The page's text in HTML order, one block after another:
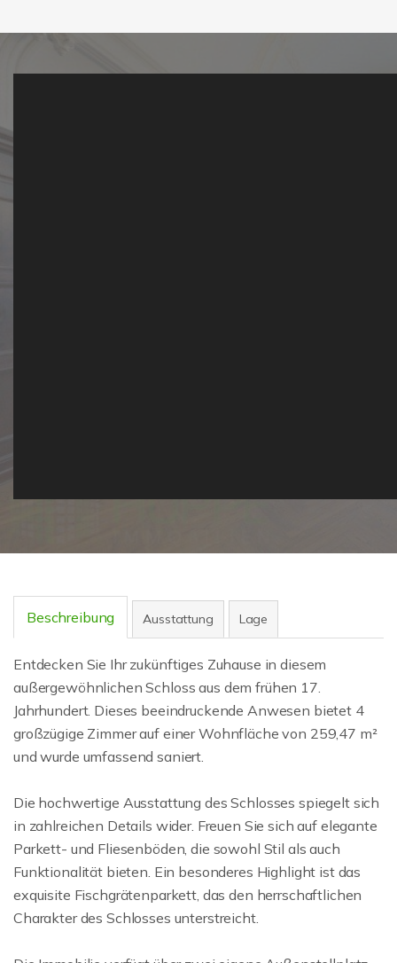
Beschreibung Ausstattung Lage
Entdecken Sie Ihr zukünftiges Zuhause in diesem
außergewöhnlichen Schloss aus dem frühen 17.
Jahrhundert. Dieses beeindruckende Anwesen bietet 4
großzügige Zimmer auf einer Wohnfläche von 259,47 m²
und wurde umfassend saniert.
Die hochwertige Ausstattung des Schlosses spiegelt sich
in zahlreichen Details wider. Freuen Sie sich auf elegante
Parkett- und Fliesenböden, die sowohl Stil als auch
Funktionalität bieten. Ein besonderes Highlight ist das
exquisite Fischgrätenparkett, das den herrschaftlichen
Charakter des Schlosses unterstreicht.